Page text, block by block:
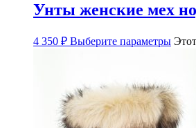
Унты женские мех
4 350 ₽ Выберите параметры